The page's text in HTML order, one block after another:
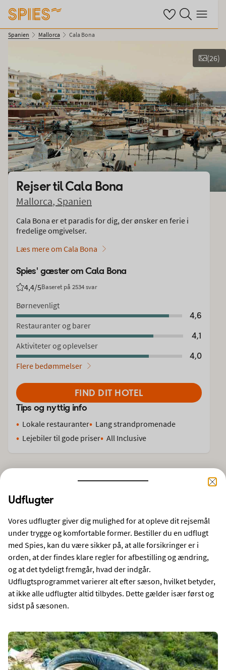
Se dine gemte
Søg på spies.dk
Menu
Spanien Mallorca Cala Bona
Vis billeder
(26)
Rejser tilCala Bona
Mallorca, Spanien
Cala Bona er et paradis for dig, der ønsker en ferie i
fredelige omgivelser.
Læs mere om Cala Bona
Spies' gæster om Cala Bona
4,4/5Baseret på 2534 svar
Bedømmelse fra Spies gæster: 4.4/5
Børnevenligt
4,6
Restauranter og barer
4,1
Aktiviteter og oplevelser
4,0
Flere bedømmelser
FIND DIT HOTEL
Tips og nyttig info
Lokale restauranter
Lang strandpromenade
Lejebiler til gode priser All Inclusive
Find din rejse tilCala Bona
FLY + HOTEL STORBY KRYDSTOGT FLYBILLET
FRA
København
REJSEMÅL
Cala Bona, Spanien
REJSELÆNGDE
Valgfri rejselængde
REJSENDE
2 voksne
SØG
Udflugter
Vores udflugter giver dig mulighed for at opleve dit rejsemål
under trygge og komfortable former. Bestiller du en udflugt
med Spies, kan du være sikker på, at alle forsikringer er i
orden, at der findes klare regler for afbestilling og ændring,
og at det tydeligt fremgår, hvad der indgår.
Udflugtsprogrammet varierer alt efter sæson, hvilket betyder,
at ikke alle udflugter altid tilbydes. Dette gælder især først og
sidst på sæsonen.